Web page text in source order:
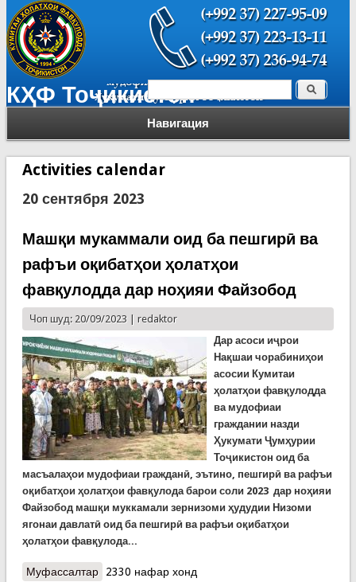
КҲФ Тоҷикистон
Навигация
Форма поиска Поиск
Activities calendar
20 сентября 2023
Машқи мукаммали оид ба пешгирӣ ва
рафъи оқибатҳои ҳолатҳои
фавқулодда дар ноҳияи Файзобод
Чоп шуд: 20/09/2023 | redaktor
Дар асоси иҷрои
Нақшаи чорабиниҳои
асосии Кумитаи
ҳолатҳои фавқулодда
ва мудофиаи
граждании назди
Ҳукумати Ҷумҳурии
Тоҷикистон оид ба
масъалаҳои мудофиаи гражданӣ, эътино, пешгирӣ ва рафъи
оқибатҳои ҳолатҳои фавқулода барои соли 2023 дар ноҳияи
Файзобод машқи муккамали зернизоми ҳудудии Низоми
ягонаи давлатӣ оид ба пешгирӣ ва рафъи оқибатҳои
ҳолатҳои фавқулода...
Муфассалтаро Машқи мукаммали оид ба пешгирӣ ва рафъи
2330 нафар хонд